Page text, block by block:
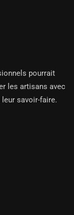
pourrait
les artisans avec
savoir-faire.